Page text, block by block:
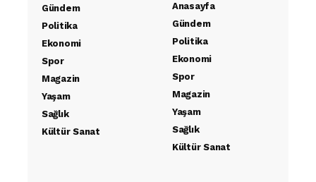
Gündem
Politika
Ekonomi
Spor
Magazin
Yaşam
Sağlık
Kültür Sanat
Anasayfa
Gündem
Politika
Ekonomi
Spor
Magazin
Yaşam
Sağlık
Kültür Sanat